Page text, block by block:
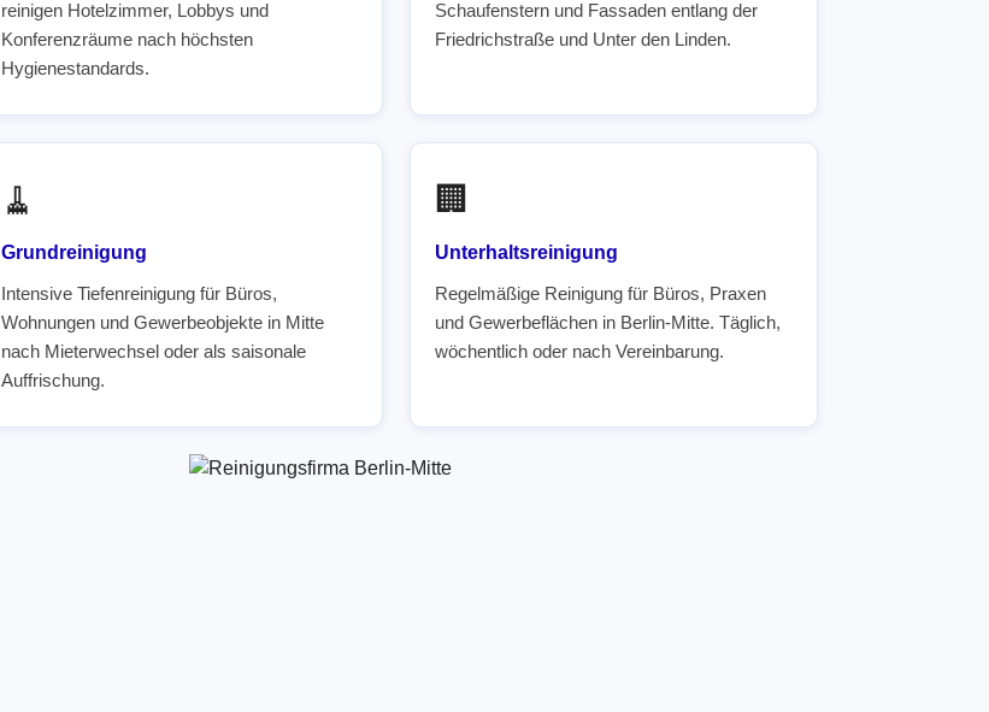
reinigen Hotelzimmer, Lobbys und
Konferenzräume nach höchsten
Hygienestandards.
Schaufenstern und Fassaden entlang der
Friedrichstraße und Unter den Linden.
🧹
Grundreinigung
Intensive Tiefenreinigung für Büros,
Wohnungen und Gewerbeobjekte in Mitte
nach Mieterwechsel oder als saisonale
Auffrischung.
🏢
Unterhaltsreinigung
Regelmäßige Reinigung für Büros, Praxen
und Gewerbeflächen in Berlin-Mitte. Täglich,
wöchentlich oder nach Vereinbarung.